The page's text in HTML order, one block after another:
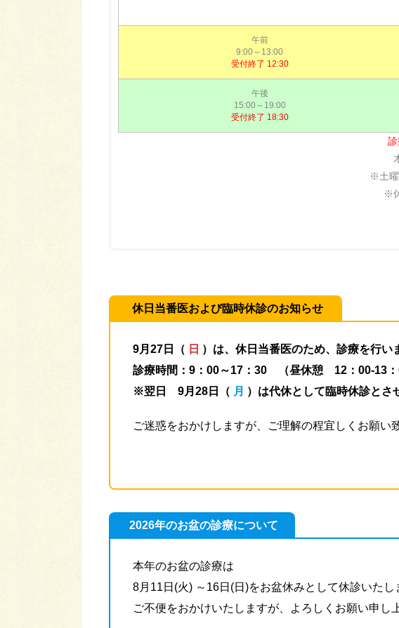
午前
9:00～13:00
受付終了 12:30
午後
15:00～19:00
受付終了 18:30
※土曜
※
休日当番医および臨時休診のお知らせ
9月27日（ 日 ）は、休日当番医のため、診療を行い
診療時間：9：00～17：30 （昼休憩 12：00-13：
※翌日 9月28日（ 月 ）は代休として臨時休診とさ
ご迷惑をおかけしますが、ご理解の程宜しくお願い
2026年のお盆の診療について
本年のお盆の診療は
8月11日(火) ～16日(日)をお盆休みとして休診いたし
ご不便をおかけいたしますが、よろしくお願い申し